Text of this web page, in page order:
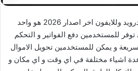
تطبيق CASH PLUS للاندرويد وللايفون اخر اصدار 2026 هو واحد
للمستخدمين دفع الفواتير و التحكم
و يمكن للمستخدمين تحويل الاموال
اشياء مختلفة في اي وقت و اي مكان و